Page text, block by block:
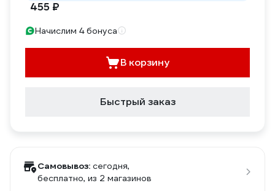
455 ₽
Начислим 4 бонуса
В корзину
Быстрый заказ
Самовывоз: сегодня,
бесплатно, из 2 магазинов